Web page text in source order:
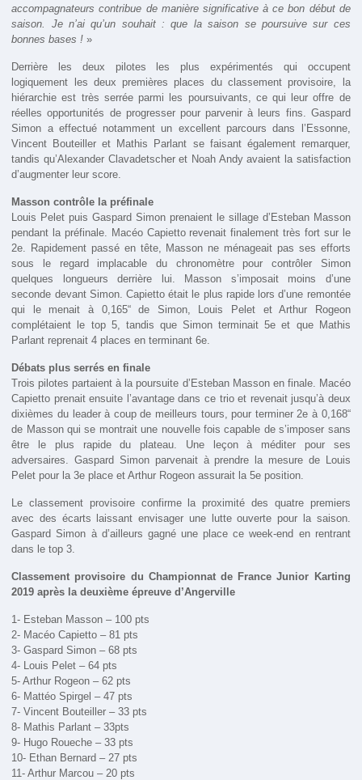
accompagnateurs contribue de manière significative à ce bon début de
saison. Je n’ai qu’un souhait : que la saison se poursuive sur ces
bonnes bases ! »
Derrière les deux pilotes les plus expérimentés qui occupent
logiquement les deux premières places du classement provisoire, la
hiérarchie est très serrée parmi les poursuivants, ce qui leur offre de
réelles opportunités de progresser pour parvenir à leurs fins. Gaspard
Simon a effectué notamment un excellent parcours dans l’Essonne,
Vincent Bouteiller et Mathis Parlant se faisant également remarquer,
tandis qu’Alexander Clavadetscher et Noah Andy avaient la satisfaction
d’augmenter leur score.
Masson contrôle la préfinale
Louis Pelet puis Gaspard Simon prenaient le sillage d’Esteban Masson
pendant la préfinale. Macéo Capietto revenait finalement très fort sur le
2e. Rapidement passé en tête, Masson ne ménageait pas ses efforts
sous le regard implacable du chronomètre pour contrôler Simon
quelques longueurs derrière lui. Masson s’imposait moins d’une
seconde devant Simon. Capietto était le plus rapide lors d’une remontée
qui le menait à 0,165“ de Simon, Louis Pelet et Arthur Rogeon
complétaient le top 5, tandis que Simon terminait 5e et que Mathis
Parlant reprenait 4 places en terminant 6e.
Débats plus serrés en finale
Trois pilotes partaient à la poursuite d’Esteban Masson en finale. Macéo
Capietto prenait ensuite l’avantage dans ce trio et revenait jusqu’à deux
dixièmes du leader à coup de meilleurs tours, pour terminer 2e à 0,168“
de Masson qui se montrait une nouvelle fois capable de s’imposer sans
être le plus rapide du plateau. Une leçon à méditer pour ses
adversaires. Gaspard Simon parvenait à prendre la mesure de Louis
Pelet pour la 3e place et Arthur Rogeon assurait la 5e position.
Le classement provisoire confirme la proximité des quatre premiers
avec des écarts laissant envisager une lutte ouverte pour la saison.
Gaspard Simon à d’ailleurs gagné une place ce week-end en rentrant
dans le top 3.
Classement provisoire du Championnat de France Junior Karting
2019 après la deuxième épreuve d’Angerville
1- Esteban Masson – 100 pts
2- Macéo Capietto – 81 pts
3- Gaspard Simon – 68 pts
4- Louis Pelet – 64 pts
5- Arthur Rogeon – 62 pts
6- Mattéo Spirgel – 47 pts
7- Vincent Bouteiller – 33 pts
8- Mathis Parlant – 33pts
9- Hugo Roueche – 33 pts
10- Ethan Bernard – 27 pts
11- Arthur Marcou – 20 pts